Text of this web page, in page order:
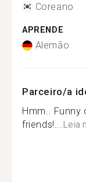
Coreano
APRENDE
Alemão
Parceiro/a
Hmm.. Funny
friends!...Leia